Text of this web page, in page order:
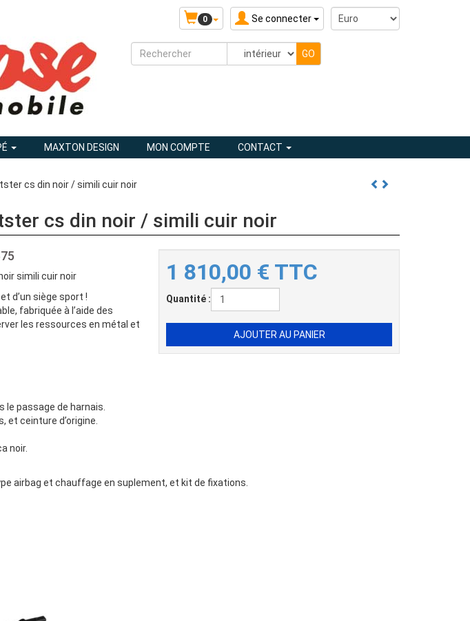
Se connecter
0
MAXTON DESIGN MON COMPTE CONTACT
cs din noir / simili cuir noir
cs din noir / simili cuir noir
1 810,00 € TTC
Quantité :
simili cuir noir
d’un siège sport !
fabriquée à l’aide des
les ressources en métal et
le passage de harnais.
et ceinture d’origine.
noir.
airbag et chauffage en suplement, et kit de fixations.